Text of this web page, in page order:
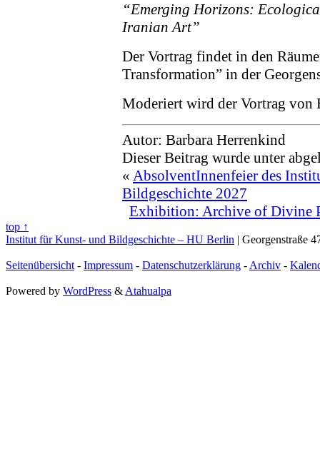
“Emerging Horizons:
Iranian Art”
Der Vortrag findet in den
Transformation” in der
Moderiert wird der Vortrag von
Autor: Barbara Herrenkind
Dieser Beitrag wurde unter
« AbsolventInnenfeier des
Bildgeschichte 2027
Exhibition: Archive of Divine
top ↑
Institut für Kunst- und Bildgeschichte – HU Berlin | Georgenstraße
Seitenübersicht - Impressum - Datenschutzerklärung - Archiv -
Powered by WordPress & Atahualpa